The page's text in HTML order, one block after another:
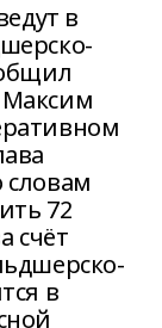
в
Максим
72
счёт
в